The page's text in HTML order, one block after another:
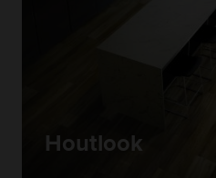
Houtlook